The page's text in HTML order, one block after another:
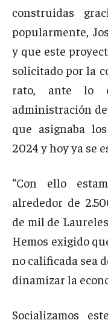
construidas
popularmente,
y que este
solicitado por la
rato, ante lo
administración
que asignaba
2024 y hoy ya se
“Con ello
alrededor de
de mil de
Hemos exigido
no calificada sea
dinamizar la
Socializamos